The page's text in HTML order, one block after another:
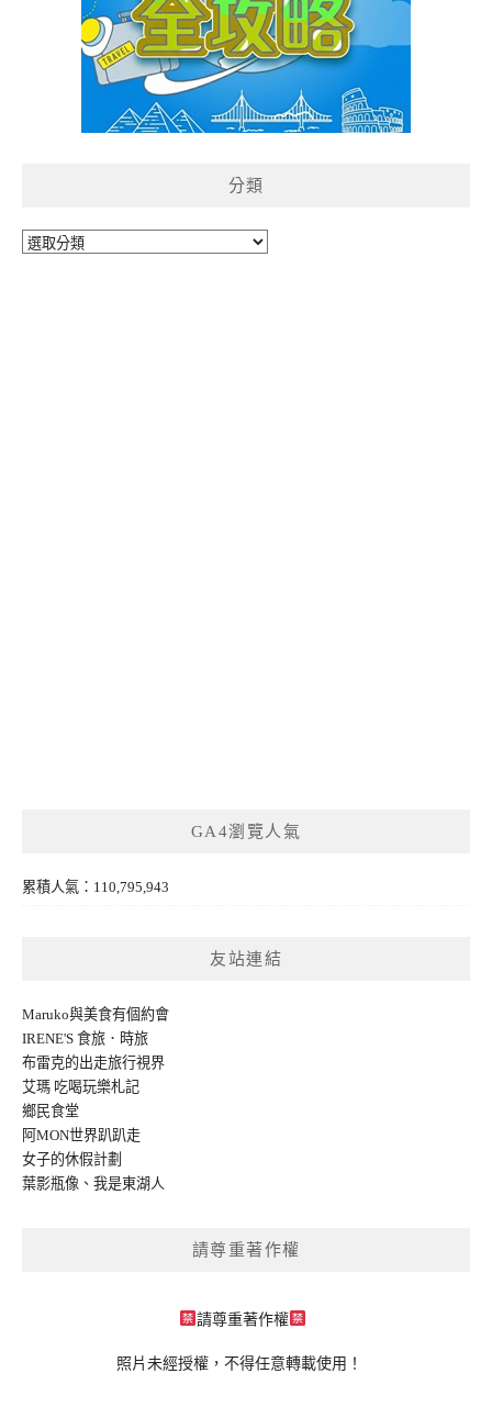
分類
分
GA4瀏覽人氣
累積人氣：110,795,943
友站連結
Maruko與美食有個約會
IRENE'S 食旅．時旅
布雷克的出走旅行視界
艾瑪 吃喝玩樂札記
鄉民食堂
阿MON世界趴趴走
女子的休假計劃
葉影瓶像 、 我是東湖人
請尊重著作權
請尊重著作權
照片未經授權，不得任意轉載使用！